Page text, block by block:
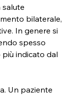
salute
bilaterale,
In genere si
spesso
più indicato dal
Un paziente